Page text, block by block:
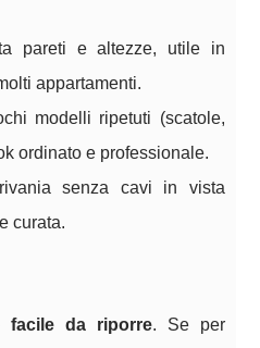
pareti e altezze, utile in
appartamenti.
modelli ripetuti (scatole,
ordinato e professionale.
senza cavi in vista
curata.
facile da riporre. Se per